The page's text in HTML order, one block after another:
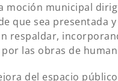
moción municipal
que sea presentada
respaldar,
las obras de
del espacio